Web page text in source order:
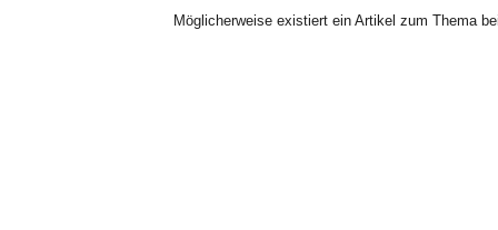
Möglicherweise existiert ein Artikel zum Thema